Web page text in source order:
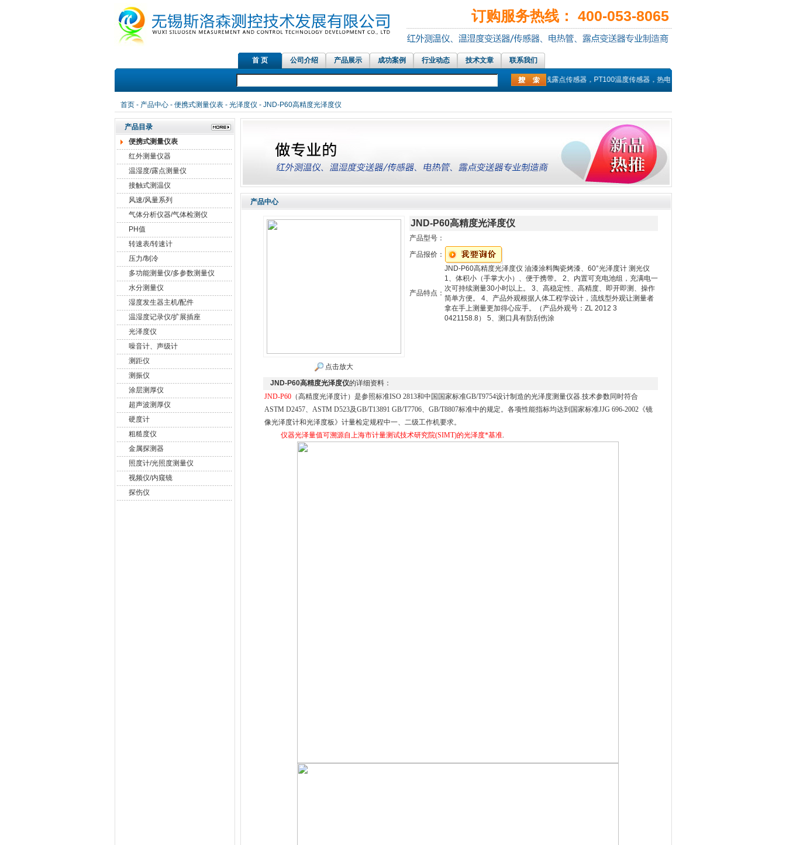
订购服务热线： 400-053-8065
首 页 公司介绍 产品展示 成功案例 行业动态 技术文章 联系我们
红外测温仪传感器，在线红外测温仪、铝材测温仪，温湿度记录仪，露点测量仪，在线露点传感器，PT100温度传感器，热电偶探头，高温湿度传感器，高温温
首页- 产品中心- 便携式测量仪表- 光泽度仪 - JND-P60高精度光泽度仪
产品目录
便携式测量仪表
红外测量仪器
温湿度/露点测量仪
接触式测温仪
风速/风量系列
气体分析仪器/气体检测仪
PH值
转速表/转速计
压力/制冷
多功能测量仪/多参数测量仪
水分测量仪
湿度发生器主机/配件
温湿度记录仪/扩展插座
光泽度仪
噪音计、声级计
测距仪
测振仪
涂层测厚仪
超声波测厚仪
硬度计
粗糙度仪
金属探测器
照度计/光照度测量仪
视频仪/内窥镜
探伤仪
产品中心
点击放大
JND-P60高精度光泽度仪
产品型号：
产品报价：
产品特点：
JND-P60高精度光泽度仪 油漆涂料陶瓷烤漆、60°光泽度计 测光仪
1、体积小（手掌大小）、便于携带。 2、内置可充电池组，充满电一
次可持续测量30小时以上。 3、高稳定性、高精度、即开即测、操作
简单方便。 4、产品外观根据人体工程学设计，流线型外观让测量者
拿在手上测量更加得心应手。（产品外观号：ZL 2012 3
0421158.8） 5、测口具有防刮伤涂
JND-P60高精度光泽度仪的详细资料：
JND-P60 （高精度光泽度计）是参照标准ISO 2813和中国国家标准GB/T9754设计制造的光泽度测量仪器.技术参数同时符合
ASTM D2457、 ASTM D523及GB/T13891 GB/T7706、 GB/T8807标准中的规定。各项性能指标均达到国家标准JJG 696-2002 《镜
像光泽度计和光泽度板》计量检定规程中一、二级工作机要求。
仪器光泽量值可溯源自上海市计量测试技术研究院(SIMT)的光泽度*基准.